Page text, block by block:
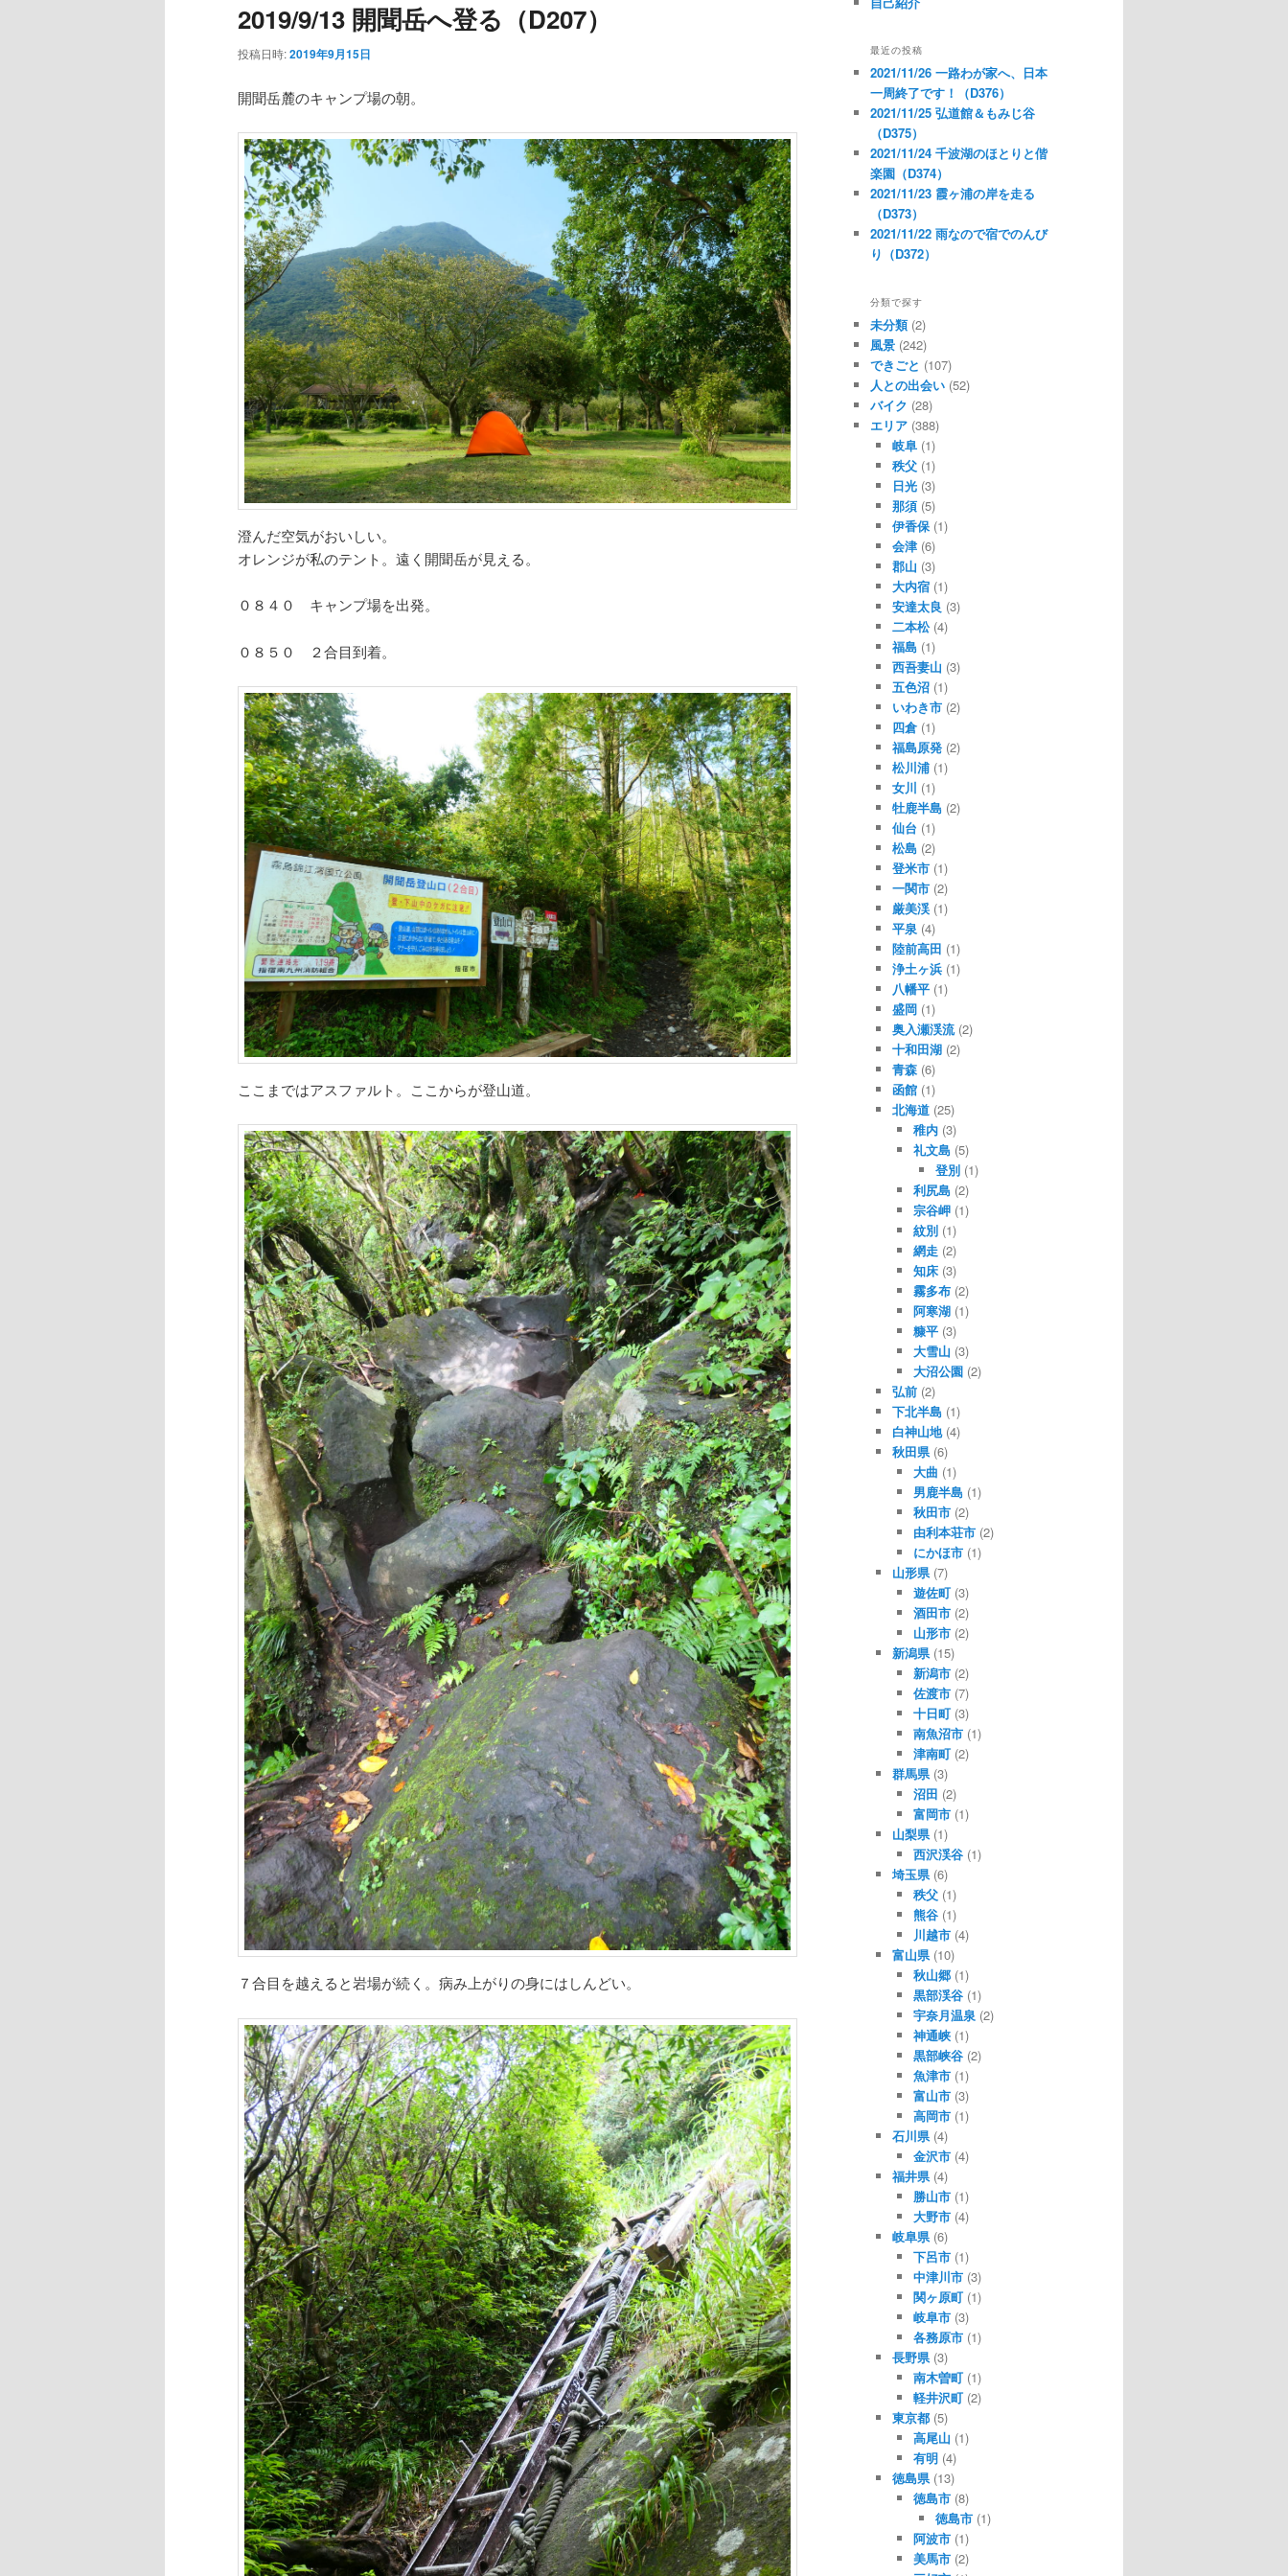
2019/9/13 開聞岳へ登る（D207）
投稿日時:2019年9月15日
開聞岳麓のキャンプ場の朝。
澄んだ空気がおいしい。
オレンジが私のテント。遠く開聞岳が見える。
０８４０ キャンプ場を出発。
０８５０ ２合目到着。
ここまではアスファルト。ここからが登山道。
７合目を越えると岩場が続く。病み上がりの身にはしんどい。
最近の投稿
2021/11/26 一路わが家へ、日本
一周終了です！（D376）
2021/11/25 弘道館＆もみじ谷
（D375）
2021/11/24 千波湖のほとりと偕
楽園（D374）
2021/11/23 霞ヶ浦の岸を走る
（D373）
2021/11/22 雨なので宿でのんび
り（D372）
分類で探す
未分類(2)
風景 (242)
できごと (107)
人との出会い (52)
バイク (28)
エリア (388)
岐阜(1)
秩父(1)
日光(3)
那須(5)
伊香保(1)
会津(6)
郡山 (3)
大内宿(1)
安達太良 (3)
二本松(4)
福島(1)
西吾妻山 (3)
五色沼(1)
いわき市(2)
四倉(1)
福島原発(2)
松川浦(1)
女川 (1)
牡鹿半島(2)
仙台 (1)
松島(2)
登米市(1)
一関市(2)
厳美渓(1)
平泉 (4)
陸前高田 (1)
浄土ヶ浜(1)
八幡平(1)
盛岡(1)
奥入瀬渓流(2)
十和田湖(2)
青森(6)
函館(1)
北海道(25)
稚内 (3)
礼文島 (5)
登別(1)
利尻島 (2)
宗谷岬 (1)
紋別 (1)
網走 (2)
知床 (3)
霧多布 (2)
阿寒湖 (1)
糠平 (3)
大雪山 (3)
大沼公園 (2)
弘前(2)
下北半島(1)
白神山地(4)
秋田県(6)
大曲 (1)
男鹿半島 (1)
秋田市 (2)
由利本荘市 (2)
にかほ市 (1)
山形県(7)
遊佐町 (3)
酒田市 (2)
山形市 (2)
新潟県(15)
新潟市 (2)
佐渡市 (7)
十日町 (3)
南魚沼市 (1)
津南町 (2)
群馬県(3)
沼田 (2)
富岡市 (1)
山梨県(1)
西沢渓谷 (1)
埼玉県(6)
秩父 (1)
熊谷 (1)
川越市 (4)
富山県(10)
秋山郷 (1)
黒部渓谷 (1)
宇奈月温泉 (2)
神通峡 (1)
黒部峡谷 (2)
魚津市 (1)
富山市 (3)
高岡市 (1)
石川県(4)
金沢市 (4)
福井県(4)
勝山市 (1)
大野市 (4)
岐阜県(6)
下呂市 (1)
中津川市 (3)
関ヶ原町 (1)
岐阜市 (3)
各務原市 (1)
長野県(3)
南木曽町 (1)
軽井沢町 (2)
東京都(5)
高尾山 (1)
有明 (4)
徳島県(13)
徳島市 (8)
徳島市(1)
阿波市 (1)
美馬市 (2)